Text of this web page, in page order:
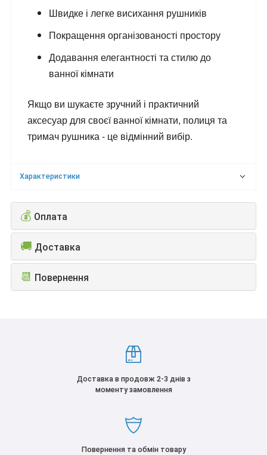
Швидке і легке висихання рушників
Покращення організованості простору
Додавання елегантності та стилю до
ванної кімнати
Якщо ви шукаєте зручний і практичний
аксесуар для своєї ванної кімнати, полиця та
тримач рушника - це відмінний вибір.
Характеристики
💰 Оплата
🚚 Доставка
📆 Повернення
Доставка в продовж 2-3 днів з
моменту замовлення
Повернення та обмін товару